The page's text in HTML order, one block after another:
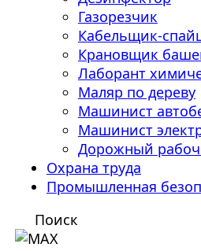
Газорезчик
Кабельщик-
Крановщик
Лаборант
Маляр по дереву
Машинист
Машинист
Дорожный
Охрана труда
Промышленная
Поиск